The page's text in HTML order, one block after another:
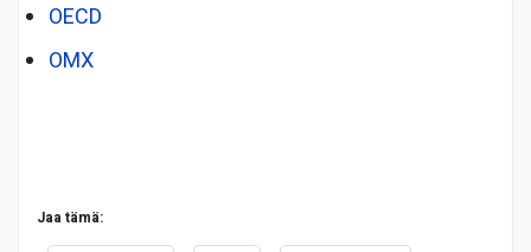
OECD
OMX
Jaa tämä: